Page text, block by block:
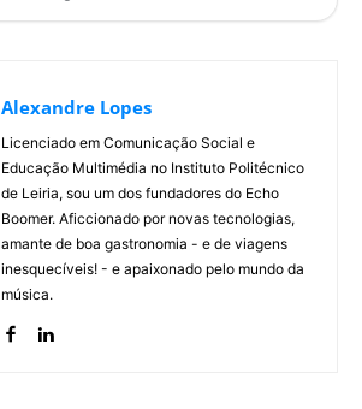
Alexandre Lopes
Licenciado em Comunicação Social e
Educação Multimédia no Instituto Politécnico
de Leiria, sou um dos fundadores do Echo
Boomer. Aficcionado por novas tecnologias,
amante de boa gastronomia - e de viagens
inesquecíveis! - e apaixonado pelo mundo da
música.